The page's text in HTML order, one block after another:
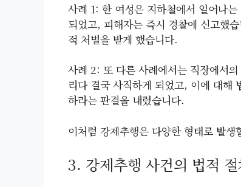
사례 1: 한 여성은 지하철에서 일어나
되었고, 피해자는 즉시 경찰에 신고했
적 처벌을 받게 했습니다.
사례 2: 또 다른 사례에서는 직장에서
리다 결국 사직하게 되었고, 이에 대해
하라는 판결을 내렸습니다.
이처럼 강제추행은 다양한 형태로 발
3. 강제추행 사건의 법적